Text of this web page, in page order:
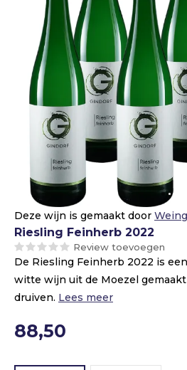
Deze wijn is gemaakt door
Riesling Feinherb 2022
Review toevoegen
De Riesling Feinherb 2022 is
witte wijn uit de Moezel gemaakt
druiven. Lees meer
88,50